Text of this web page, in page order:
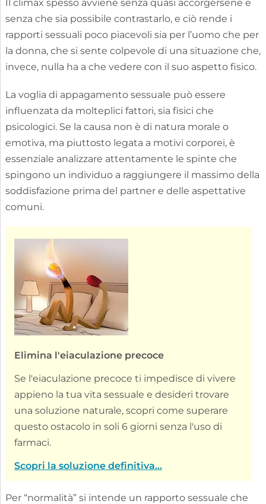
Il climax spesso avviene senza quasi accorgersene e
senza che sia possibile contrastarlo, e ciò rende i
rapporti sessuali poco piacevoli sia per l’uomo che per
la donna, che si sente colpevole di una situazione che,
invece, nulla ha a che vedere con il suo aspetto fisico.
La voglia di appagamento sessuale può essere
influenzata da molteplici fattori, sia fisici che
psicologici. Se la causa non è di natura morale o
emotiva, ma piuttosto legata a motivi corporei, è
essenziale analizzare attentamente le spinte che
spingono un individuo a raggiungere il massimo della
soddisfazione prima del partner e delle aspettative
comuni.
Elimina l'eiaculazione precoce
Se l'eiaculazione precoce ti impedisce di vivere
appieno la tua vita sessuale e desideri trovare
una soluzione naturale, scopri come superare
questo ostacolo in soli 6 giorni senza l'uso di
farmaci.
Scopri la soluzione definitiva...
Per “normalità” si intende un rapporto sessuale che